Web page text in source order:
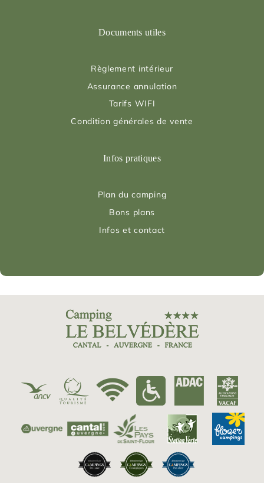
Documents utiles
Règlement intérieur
Assurance annulation
Tarifs WIFI
Condition générales de vente
Infos pratiques
Plan du camping
Bons plans
Infos et contact